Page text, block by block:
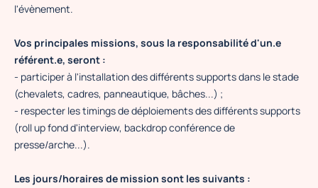
l'évènement.
Vos principales missions, sous la responsabilité d'un.e
référent.e, seront :
- participer à l'installation des différents supports dans le stade
(chevalets, cadres, panneautique, bâches...) ;
- respecter les timings de déploiements des différents supports
(roll up fond d'interview, backdrop conférence de
presse/arche...).
Les jours/horaires de mission sont les suivants :